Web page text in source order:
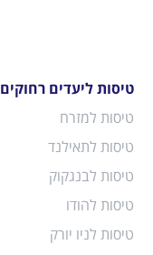
טיסות ליעדים רחוקים
טיסות למזרח
טיסות לתאילנד
טיסות לבנגקוק
טיסות להודו
טיסות לניו יורק